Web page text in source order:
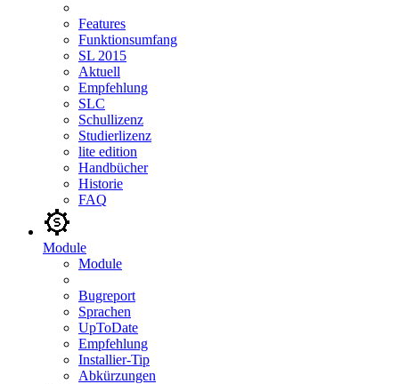
Features
Funktionsumfang
SL 2015
Aktuell
Empfehlung
SLC
Schullizenz
Studierlizenz
lite edition
Handbücher
Historie
FAQ
Module
Module
Bugreport
Sprachen
UpToDate
Empfehlung
Installier-Tip
Abkürzungen